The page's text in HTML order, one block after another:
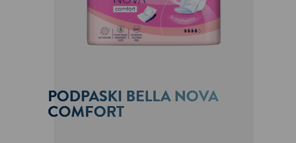
PODPASKI BELLA NOVA
COMFORT